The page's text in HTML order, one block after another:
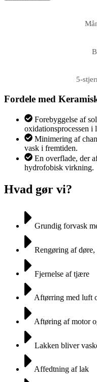
5-
Fordele med
Forebyggelse af
oxidationsprocessen i
Minimering af
vask i fremtiden.
En overflade, der
hydrofobisk virkning.
Hvad gør vi?
Grundig forvask
Rengøring af
Fjernelse af tjære
Aftørring med luft
Aftøring af motor
Lakken bliver
Affedtning af lak